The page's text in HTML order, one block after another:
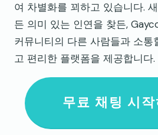
여 차별화를 꾀하고 있습니다.
든 의미 있는 인연을 찾든,
커뮤니티의 다른 사람들과 소통
고 편리한 플랫폼을 제공합니다.
무료 채팅 시